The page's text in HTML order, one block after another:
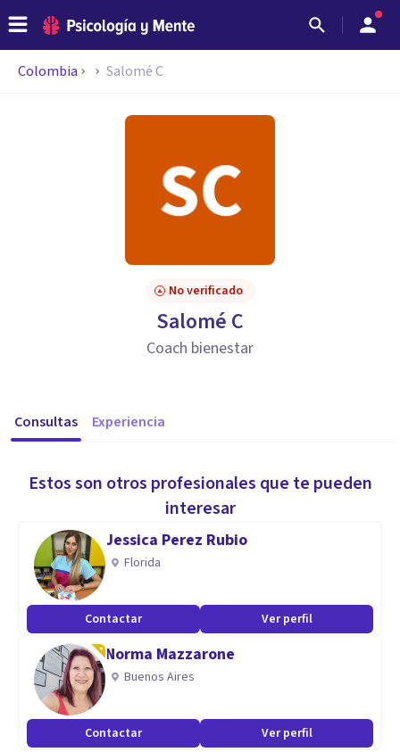
Colombia Salomé C
No verificado
Salomé C
Coach bienestar
Consultas Experiencia
Estos son otros profesionales que te pueden
interesar
Jessica Perez Rubio
Florida
Contactar Ver perfil
Norma Mazzarone
Buenos Aires
Contactar Ver perfil